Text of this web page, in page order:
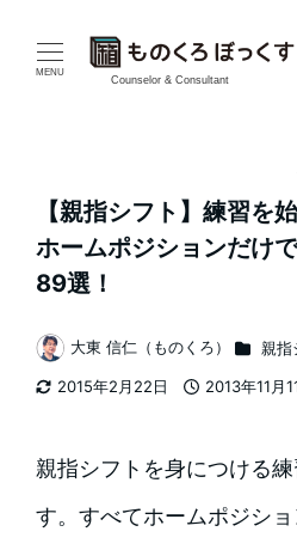
MENU
Counselor & Consultant
【親指シフト】練習を
ホームポジションだけ
89選！
2015年2月22日
2013年11月
著
者
大東 信仁（ものくろ） カテゴ
親指
親指シフトを身につける
す。すべてホームポジシ